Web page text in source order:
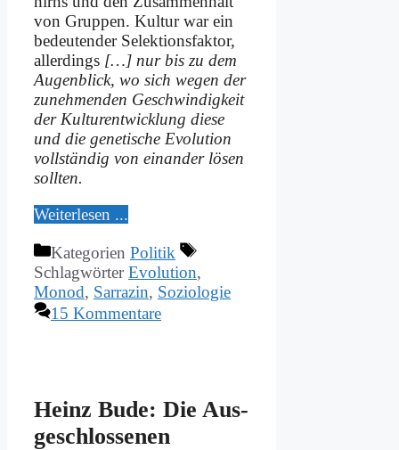
von Grup­pen. Kul­tur war ein
be­deu­ten­der Se­lek­ti­ons­fak­tor,
al­ler­dings […] nur bis zu dem
Au­gen­blick, wo sich we­gen der
zu­neh­men­den Ge­schwin­dig­keit
der Kul­tur­ent­wick­lung die­se
und die ge­ne­ti­sche Evo­lu­ti­on
voll­stän­dig von ein­an­der lö­sen
soll­ten.
Wei­ter­le­sen ...
Kategorien Politik
SchlagwörterEvolution,
Monod, Sarrazin, Soziologie
15 Kommentare
Heinz Bu­de: Die Aus­
ge­schlos­se­nen